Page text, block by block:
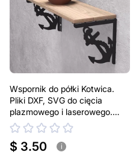
Wspornik do półki Kotwica.
Pliki DXF, SVG do cięcia
plazmowego i laserowego.
Uchwyt do półki
$ 3.50 i